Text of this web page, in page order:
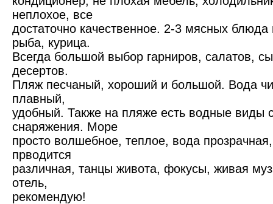
неплохое, все
достаточно качественное. 2-3 мясных блюда
рыба, курица.
Всегда большой выбор гарниров, салатов,
десертов.
Пляж песчаный, хороший и большой. Вода
плавный,
удобный. Также на пляже есть водные виды
снаряжения. Море
просто волшебное, теплое, вода
прводится
различная, танцы живота, фокусы, живая
отель,
рекомендую!